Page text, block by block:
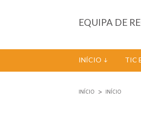
EQUIPA DE
INÍCIO TIC
INÍCIO INÍCIO